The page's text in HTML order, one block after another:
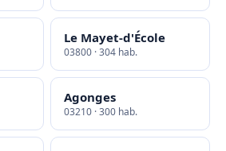
Le Mayet-d'École
03800 · 304 hab.
Agonges
03210 · 300 hab.